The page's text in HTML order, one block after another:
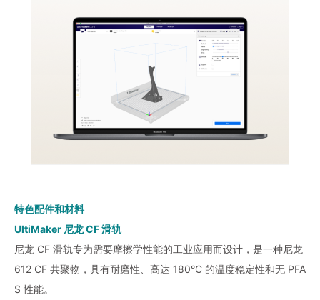
特色配件和材料
UltiMaker 尼龙 CF 滑轨
尼龙 CF 滑轨专为需要摩擦学性能的工业应用而设计，是一种尼龙
612 CF 共聚物，具有耐磨性、高达 180°C 的温度稳定性和无 PFA
S 性能。